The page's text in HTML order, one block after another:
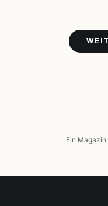
Ein Magazin